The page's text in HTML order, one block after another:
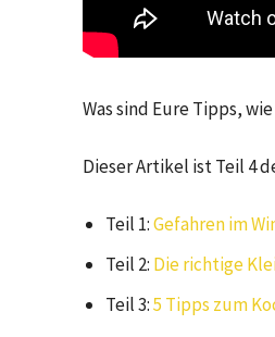
Was sind Eure Tipps,
Dieser Artikel ist Teil 4
Teil 1:Gefahren im
Teil 2: Die richtige
Teil 3:5 Tipps zum